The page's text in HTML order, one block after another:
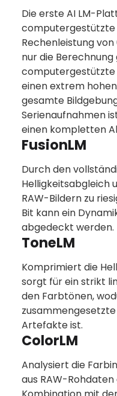
Die erste AI LM-
computergestützte
Rechenleistung
nur die
computergestützte
einen extrem
gesamte
Serienaufnahmen
einen kompletten
FusionLM
Durch den
Helligkeitsabgleich
RAW-Bildern zu
Bit kann ein
abgedeckt werden.
ToneLM
Komprimiert die
sorgt für ein strikt
den Farbtönen,
Artefakte ist.
ColorLM
Analysiert die
aus RAW-